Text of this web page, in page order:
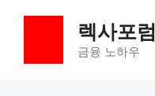
렉사포럼
금융 노하우